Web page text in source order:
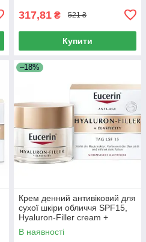
317,81 ₴ 521 ₴
Купити
–18%
Крем денний антивіковий для
сухої шкіри обличчя SPF15,
Hyaluron-Filler cream +
Elastisity day anti-aging cream
for dry skin,
В наявності